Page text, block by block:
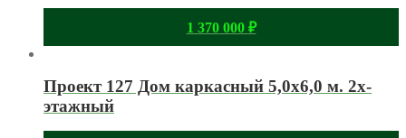
1 370 000 ₽
Проект 127 Дом каркасный 5,0х6,0 м. 2х-
этажный